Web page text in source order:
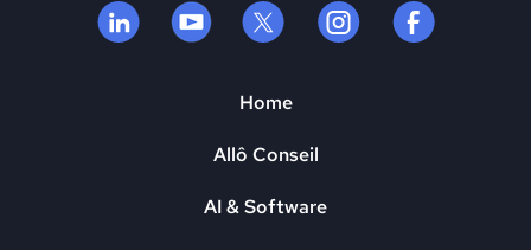
Home
Allô Conseil
AI & Software